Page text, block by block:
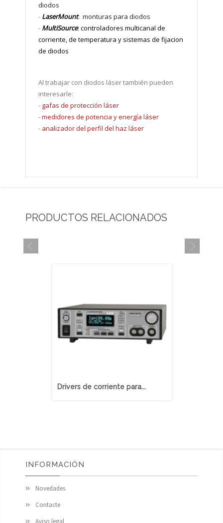
diodos
- LaserMount: monturas para diodos
- MultiSource:controladores multicanal de
corriente, de temperatura y sistemas de fijacion
de diodos
Al trabajar con diodos láser también pueden
interesarle:
- gafas de protección láser
-medidores de potencia y energía láser
- analizador del perfil del haz láser
PRODUCTOS RELACIONADOS
Drivers de corriente para...
INFORMACIÓN
Novedades
Contacte